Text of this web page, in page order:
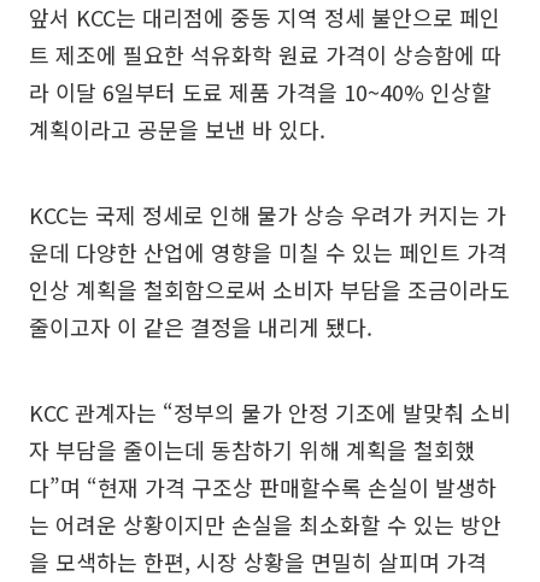
앞서 KCC는 대리점에 중동 지역 정세 불안으로 페인
트 제조에 필요한 석유화학 원료 가격이 상승함에 따
라 이달 6일부터 도료 제품 가격을 10~40% 인상할
계획이라고 공문을 보낸 바 있다.
KCC는 국제 정세로 인해 물가 상승 우려가 커지는 가
운데 다양한 산업에 영향을 미칠 수 있는 페인트 가격
인상 계획을 철회함으로써 소비자 부담을 조금이라도
줄이고자 이 같은 결정을 내리게 됐다.
KCC 관계자는 “정부의 물가 안정 기조에 발맞춰 소비
자 부담을 줄이는데 동참하기 위해 계획을 철회했
다”며 “현재 가격 구조상 판매할수록 손실이 발생하
는 어려운 상황이지만 손실을 최소화할 수 있는 방안
을 모색하는 한편, 시장 상황을 면밀히 살피며 가격